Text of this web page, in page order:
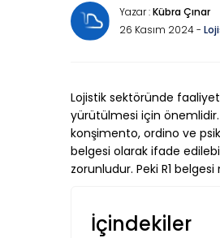
Yazar :Kübra Çınar
26 Kasım 2024 -
Lojistik sektöründe
yürütülmesi için
konşimento, ordino ve
belgesi olarak ifade
zorunludur. Peki R1
İçindekiler